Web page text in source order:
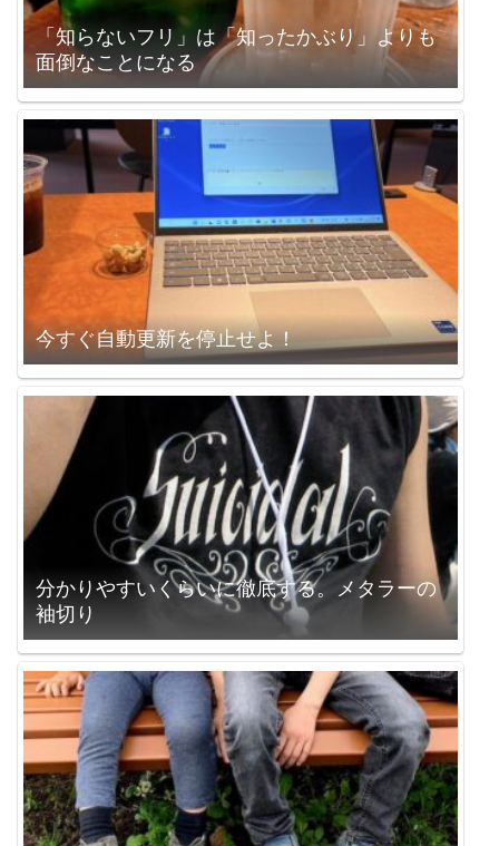
「知らないフリ」は「知ったかぶり」よりも
面倒なことになる
今すぐ自動更新を停止せよ！
分かりやすいくらいに徹底する。メタラーの
袖切り